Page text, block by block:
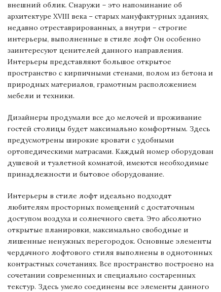
внешний облик. Снаружи – это напоминание об
архитектуре XVIII века – старых мануфактурных зданиях,
недавно отреставрированных, а внутри – строгие
интерьеры, выполненные в стиле лофт Он особенно
заинтересуют ценителей данного направления.
Интерьеры представляют большое открытое
пространство с кирпичными стенами, полом из бетона и
природных материалов, грамотным расположением
мебели и техники.
Дизайнеры продумали все до мелочей и проживание
гостей столицы будет максимально комфортным. Здесь
предусмотрены широкие кровати с удобными
ортопедическими матрасами. Каждый номер оборудован
душевой и туалетной комнатой, имеются необходимые
принадлежности и бытовое оборудование.
Интерьеры в стиле лофт идеально подходят
любителям просторных помещений с достаточным
доступом воздуха и солнечного света. Это абсолютно
открытые планировки, максимально свободные и
лишенные ненужных перегородок. Основные элементы
чердачного лофтового стиля выполнены в однотонных
контрастных сочетаниях. Все пространство построено на
сочетании современных и специально состаренных
текстур. Здесь умело соединены все элементы данного